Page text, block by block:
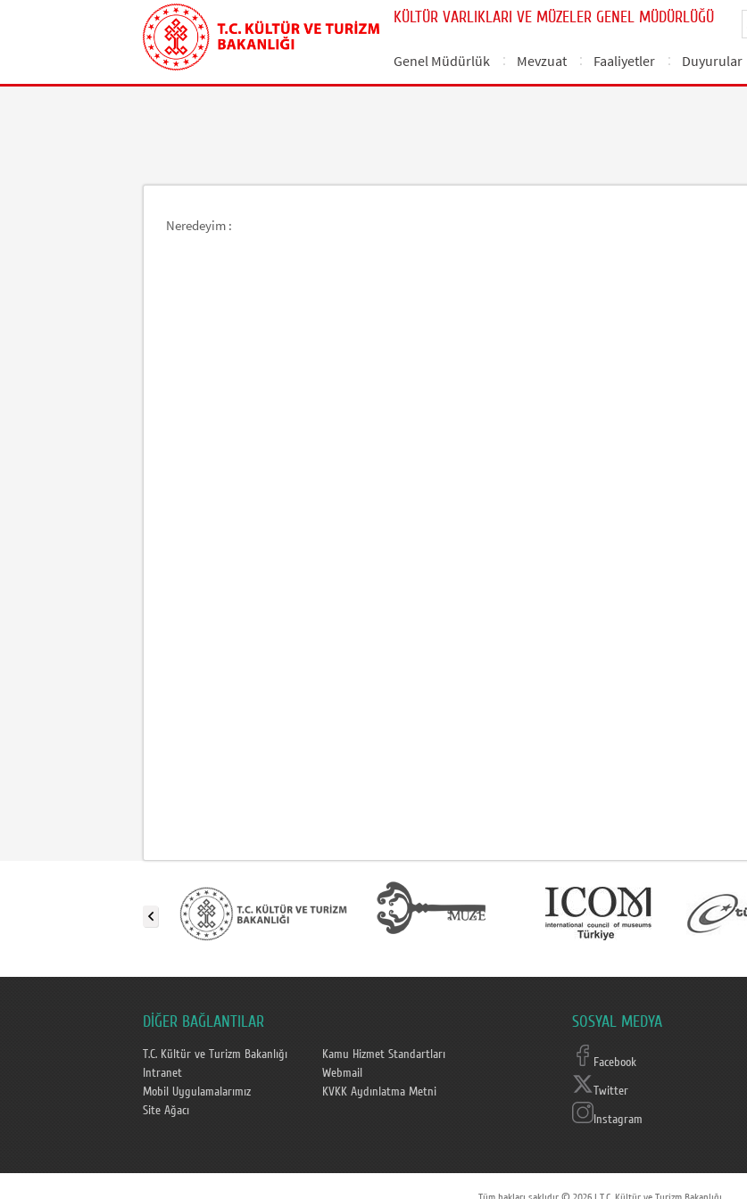
KÜLTÜR VARLIKLARI VE MÜZELER GENEL MÜDÜRLÜĞÜ
Genel Müdürlük Mevzuat Faaliyetler Duyurular
Neredeyim :
DİĞER BAĞLANTILAR
T.C. Kültür ve Turizm Bakanlığı
Kamu Hizmet Standartları
Intranet
Webmail
Mobil Uygulamalarımız
KVKK Aydınlatma Metni
Site Ağacı
SOSYAL MEDYA
Facebook
Twitter
Instagram